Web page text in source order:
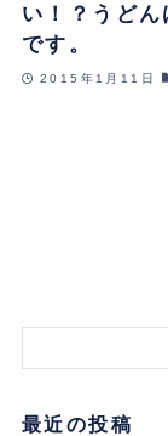
い！？うど
です。
2015年1月11日
最近の投稿